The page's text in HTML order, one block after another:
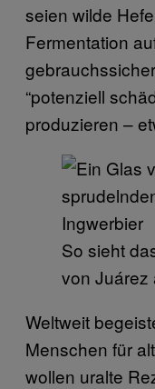
seien wilde
Fermentation
“potenziell
produzieren –
So sieht
von Juárez
Weltweit
Menschen für
wollen uralte